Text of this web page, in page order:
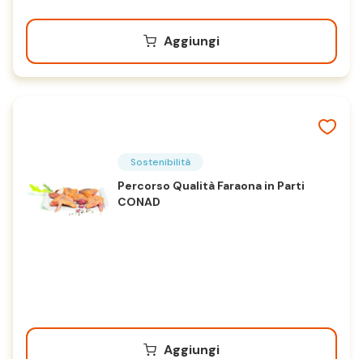
Aggiungi
Sostenibilità
Percorso Qualità Faraona in Parti
CONAD
Aggiungi